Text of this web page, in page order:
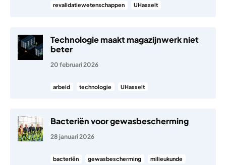
revalidatiewetenschappen UHasselt
Technologie maakt magazijnwerk niet
beter
20 februari 2026
arbeid technologie UHasselt
Bacteriën voor gewasbescherming
28 januari 2026
bacteriën gewasbescherming
milieukunde